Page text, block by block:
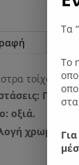
τοίχου,
οξιά.
Τα
Το